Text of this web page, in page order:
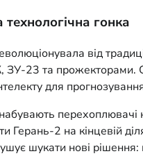
технологічна гонка
від
23 та прожекторами.
для
перехоплювачі
Герань-2 на кінцевій
шукати нові рішення: